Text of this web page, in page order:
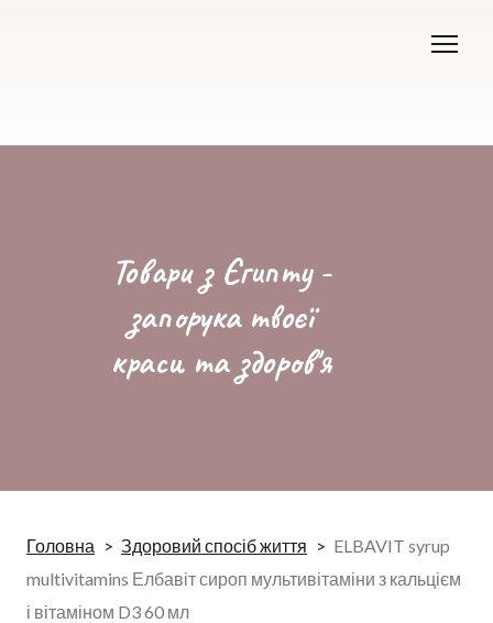
Товари з Єгипту -
запорука твоєї
краси та здоров'я
Головна Здоровий спосіб життя
ELBAVIT syrup
multivitamins Елбавіт сироп мультивітаміни з кальцієм
і вітаміном D3 60 мл